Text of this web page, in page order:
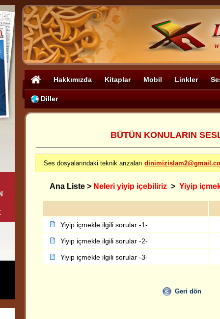
Hakkımızda Kitaplar Mobil Linkler
Diller
BÜTÜN KONULARIN
Ses dosyalarındaki teknik arızaları
Ana Liste > Neleri yiyip içebiliriz > Yiyip
Yiyip içmekle ilgili sorular -1-
Yiyip içmekle ilgili sorular -2-
Yiyip içmekle ilgili sorular -3-
Geri dön